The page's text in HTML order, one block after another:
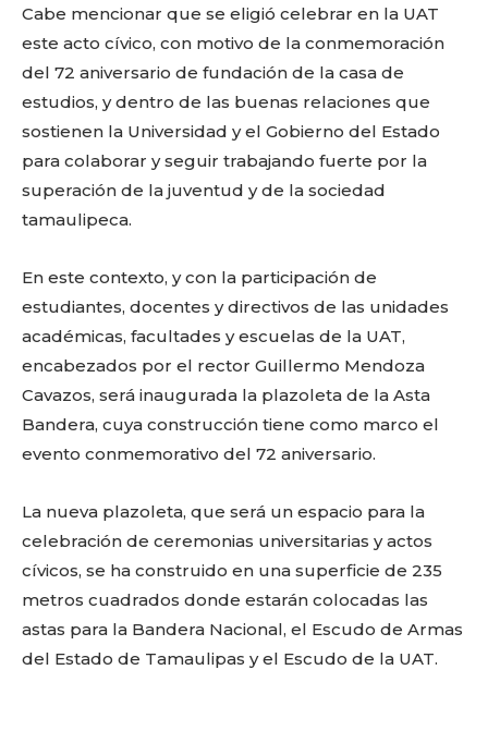
Facebook
Twitter
EmailWhatsApp
CopyGmail
Telegram
Cabe mencionar que se eligió celebrar en la UAT
este acto cívico, con motivo de la conmemoración
del 72 aniversario de fundación de la casa de
estudios, y dentro de las buenas relaciones que
sostienen la Universidad y el Gobierno del Estado
para colaborar y seguir trabajando fuerte por la
superación de la juventud y de la sociedad
tamaulipeca.
En este contexto, y con la participación de
estudiantes, docentes y directivos de las unidades
académicas, facultades y escuelas de la UAT,
encabezados por el rector Guillermo Mendoza
Cavazos, será inaugurada la plazoleta de la Asta
Bandera, cuya construcción tiene como marco el
evento conmemorativo del 72 aniversario.
La nueva plazoleta, que será un espacio para la
celebración de ceremonias universitarias y actos
cívicos, se ha construido en una superficie de 235
metros cuadrados donde estarán colocadas las
astas para la Bandera Nacional, el Escudo de Armas
del Estado de Tamaulipas y el Escudo de la UAT.